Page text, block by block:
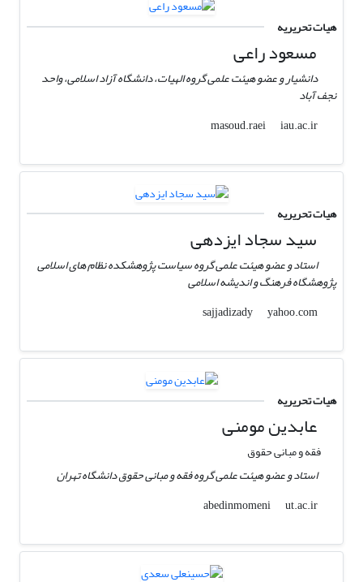
هیات تحریریه
مسعود راعی
دانشیار و عضو هیئت علمی گروه الهیات، دانشگاه آزاد اسلامی، واحد
نجف آباد
masoud.raei
iau.ac.ir
هیات تحریریه
سید سجاد ایزدهی
استاد و عضو هیئت علمی گروه سیاست پژوهشکده نظام های اسلامی
پژوهشگاه فرهنگ و اندیشه اسلامی
sajjadizady
yahoo.com
هیات تحریریه
عابدین مومنی
فقه و مبانی حقوق
استاد و عضو هیئت علمی گروه فقه و مبانی حقوق دانشگاه تهران
abedinmomeni
ut.ac.ir